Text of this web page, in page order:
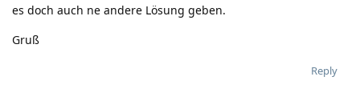
es doch auch ne andere Lösung geben.
Gruß
Reply